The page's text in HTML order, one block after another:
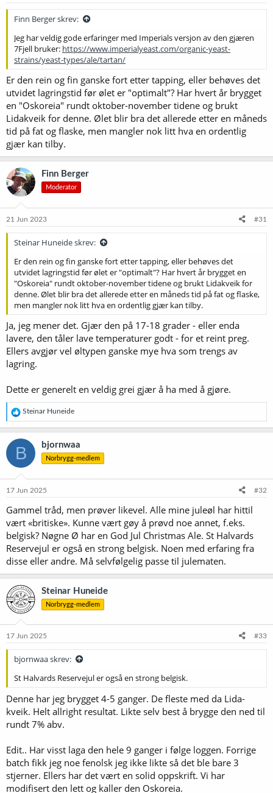
Finn Berger skrev:
Jeg har veldig gode erfaringer med Imperials versjon av den gjæren
7Fjell bruker: https://www.imperialyeast.com/organic-yeast-
strains/yeast-types/ale/tartan/
Er den rein og fin ganske fort etter tapping, eller behøves det
utvidet lagringstid før ølet er "optimalt"? Har hvert år brygget
en "Oskoreia" rundt oktober-november tidene og brukt
Lidakveik for denne. Ølet blir bra det allerede etter en måneds
tid på fat og flaske, men mangler nok litt hva en ordentlig
gjær kan tilby.
Finn Berger
Moderator
21 Jun 2023 #31
Steinar Huneide skrev:
Er den rein og fin ganske fort etter tapping, eller behøves det
utvidet lagringstid før ølet er "optimalt"? Har hvert år brygget en
"Oskoreia" rundt oktober-november tidene og brukt Lidakveik for
denne. Ølet blir bra det allerede etter en måneds tid på fat og flaske,
men mangler nok litt hva en ordentlig gjær kan tilby.
Ja, jeg mener det. Gjær den på 17-18 grader - eller enda
lavere, den tåler lave temperaturer godt - for et reint preg.
Ellers avgjør vel øltypen ganske mye hva som trengs av
lagring.
Dette er generelt en veldig grei gjær å ha med å gjøre.
R
e
a
k
s
j
o
e
:
Steinar Huneide
B bjornwaa
Norbrygg-medlem
17 Jun 2025 #32
Gammel tråd, men prøver likevel. Alle mine juleøl har hittil
vært «britiske». Kunne vært gøy å prøvd noe annet, f.eks.
belgisk? Nøgne Ø har en God Jul Christmas Ale. St Halvards
Reservejul er også en strong belgisk. Noen med erfaring fra
disse eller andre. Må selvfølgelig passe til julematen.
Steinar Huneide
Norbrygg-medlem
17 Jun 2025 #33
bjornwaa skrev:
St Halvards Reservejul er også en strong belgisk.
Denne har jeg brygget 4-5 ganger. De fleste med da Lida-
kveik. Helt allright resultat. Likte selv best å brygge den ned til
rundt 7% abv.
Edit.. Har visst laga den hele 9 ganger i følge loggen. Forrige
batch fikk jeg noe fenolsk jeg ikke likte så det ble bare 3
stjerner. Ellers har det vært en solid oppskrift. Vi har
modifisert den lett og kaller den Oskoreia.